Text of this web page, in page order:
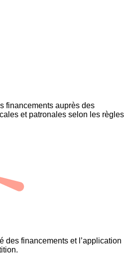
financements auprès des
et patronales selon les règles
des financements et l’application